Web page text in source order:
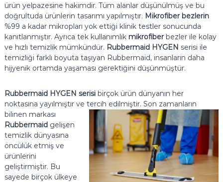
ürün yelpazesine hakimdir. Tüm alanlar düşünülmüş ve bu
doğrultuda ürünlerin tasarımı yapılmıştır. Mikrofiber bezlerin
%99 a kadar mikropları yok ettiği klinik testler sonucunda
kanıtlanmıştır. Ayrıca tek kullanımlık mikrofiberbezler ile kolay
ve hızlı temizlik mümkündür. Rubbermaid HYGEN serisi ile
temizliği farklı boyuta taşıyan Rubbermaid, insanların daha
hijyenik ortamda yaşaması gerektiğini düşünmüştür.
Rubbermaid HYGEN serisi birçok ürün dünyanın her
noktasına yayılmıştır ve tercih edilmiştir. Son zamanların
bilinen markası
Rubbermaidgelişen
temizlik dünyasına
öncülük etmiş ve
ürünlerini
geliştirmiştir. Bu
sayede birçok ülkeye